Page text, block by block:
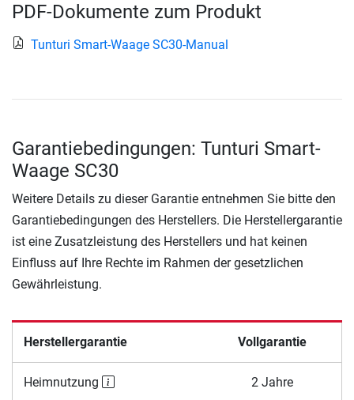
PDF-Dokumente zum Produkt
Tunturi Smart-Waage SC30-Manual
Garantiebedingungen: Tunturi Smart-
Waage SC30
Weitere Details zu dieser Garantie entnehmen Sie bitte den
Garantiebedingungen des Herstellers. Die Herstellergarantie
ist eine Zusatzleistung des Herstellers und hat keinen
Einfluss auf Ihre Rechte im Rahmen der gesetzlichen
Gewährleistung.
Herstellergarantie Vollgarantie
Heimnutzung 2 Jahre